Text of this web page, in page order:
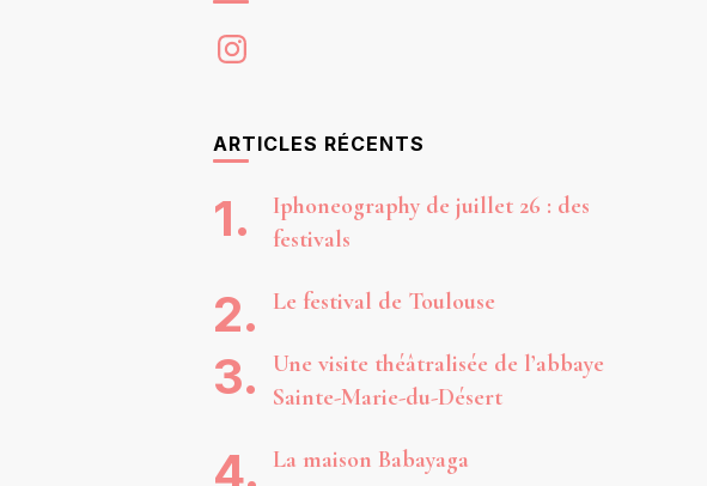
Instagram
ARTICLES RÉCENTS
Iphoneography de juillet 26 : des
festivals
Le festival de Toulouse
Une visite théâtralisée de l’abbaye
Sainte-Marie-du-Désert
La maison Babayaga